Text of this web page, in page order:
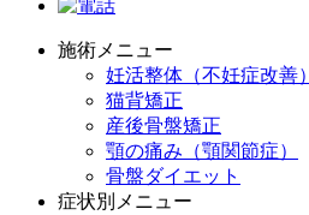
施術メニュー
妊活整体（不妊症改善）
猫背矯正
産後骨盤矯正
顎の痛み（顎関節症）
骨盤ダイエット
症状別メニュー